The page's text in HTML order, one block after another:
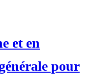
et en
pour